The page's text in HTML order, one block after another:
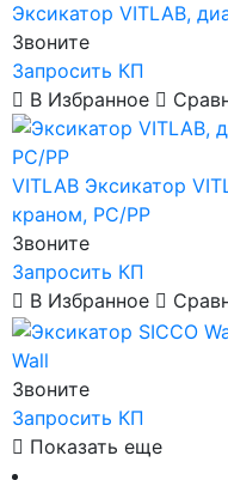
Эксикатор VITLAB,
Звоните
Запросить КП
В Избранное
VITLAB Эксикатор
краном, PC/PP
Звоните
Запросить КП
В Избранное
Wall
Звоните
Запросить КП
Показать еще